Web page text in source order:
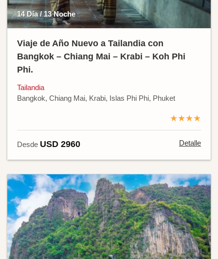
14 Día / 13 Noche
Viaje de Año Nuevo a Tailandia con
Bangkok – Chiang Mai – Krabi – Koh Phi
Phi.
Tailandia
Bangkok, Chiang Mai, Krabi, Islas Phi Phi, Phuket
★★★★
Desde USD 2960 Detalle